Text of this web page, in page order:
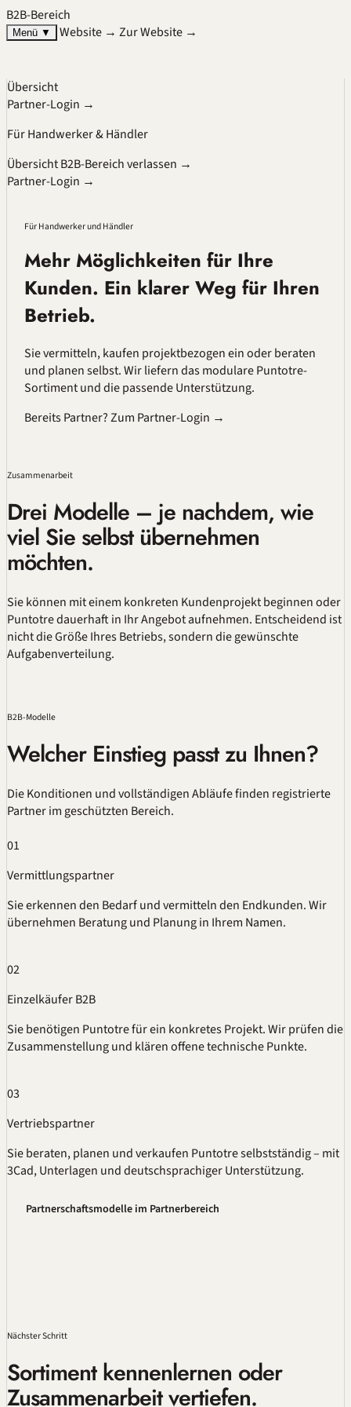
B2B-Bereich
Menü ▼ Website → Zur Website →
Übersicht
Partner-Login →
Für Handwerker & Händler
ÜbersichtB2B-Bereich verlassen →
Partner-Login →
Für Handwerker und Händler
Mehr Möglichkeiten für Ihre
Kunden. Ein klarer Weg für Ihren
Betrieb.
Sie vermitteln, kaufen projektbezogen ein oder beraten
und planen selbst. Wir liefern das modulare Puntotre-
Sortiment und die passende Unterstützung.
Bereits Partner? Zum Partner-Login →
Zusammenarbeit
Drei Modelle – je nachdem, wie
viel Sie selbst übernehmen
möchten.
Sie können mit einem konkreten Kundenprojekt beginnen oder
Puntotre dauerhaft in Ihr Angebot aufnehmen. Entscheidend ist
nicht die Größe Ihres Betriebs, sondern die gewünschte
Aufgabenverteilung.
B2B-Modelle
Welcher Einstieg passt zu Ihnen?
Die Konditionen und vollständigen Abläufe finden registrierte
Partner im geschützten Bereich.
01
Vermittlungspartner
Sie erkennen den Bedarf und vermitteln den Endkunden. Wir
übernehmen Beratung und Planung in Ihrem Namen.
02
Einzelkäufer B2B
Sie benötigen Puntotre für ein konkretes Projekt. Wir prüfen die
Zusammenstellung und klären offene technische Punkte.
03
Vertriebspartner
Sie beraten, planen und verkaufen Puntotre selbstständig – mit
3Cad, Unterlagen und deutschsprachiger Unterstützung.
Partnerschaftsmodelle im Partnerbereich
Nächster Schritt
Sortiment kennenlernen oder
Zusammenarbeit vertiefen.